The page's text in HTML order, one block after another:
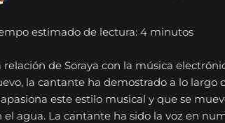
estimado de lectura: 4 minutos
relación de Soraya con la música
la cantante ha demostrado a lo largo
este estilo musical y que se
el agua. La cantante ha sido la voz en